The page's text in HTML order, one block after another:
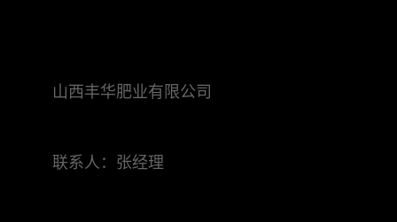
山西丰华肥业有限公司
联系人：张经理